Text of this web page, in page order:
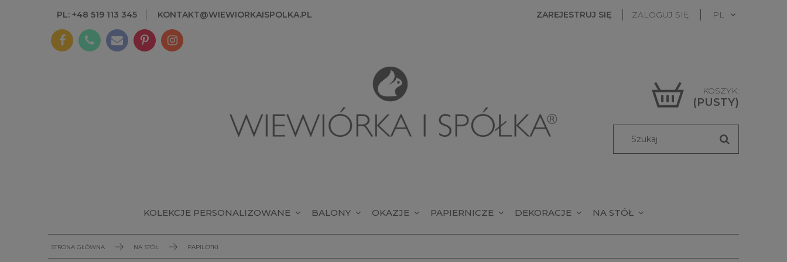
PL: +48 519 113 345 KONTAKT@WIEWIORKAISPOLKA.PL ZAREJESTRUJ SIĘ ZALOGUJ SIĘ
KOSZYK:
(PUSTY)
KOLEKCJE PERSONALIZOWANE BALONY OKAZJE PAPIERNICZE DEKORACJE NA STÓŁ
STRONA GŁÓWNA NA STÓŁ PAPILOTKI